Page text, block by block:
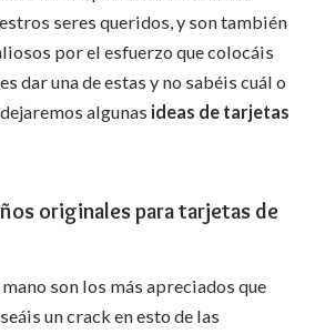
seres queridos, y son también
por el esfuerzo que colocáis
dar una de estas y no sabéis cuál o
algunas ideas de tarjetas
originales para tarjetas de
son los más apreciados que
un crack en esto de las